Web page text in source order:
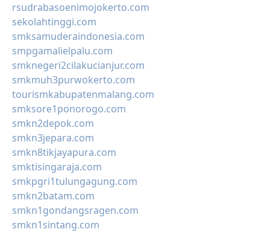
rsudrabasoenimojokerto.com
sekolahtinggi.com
smksamuderaindonesia.com
smpgamalielpalu.com
smknegeri2cilakucianjur.com
smkmuh3purwokerto.com
tourismkabupatenmalang.com
smksore1ponorogo.com
smkn2depok.com
smkn3jepara.com
smkn8tikjayapura.com
smktisingaraja.com
smkpgri1tulungagung.com
smkn2batam.com
smkn1gondangsragen.com
smkn1sintang.com